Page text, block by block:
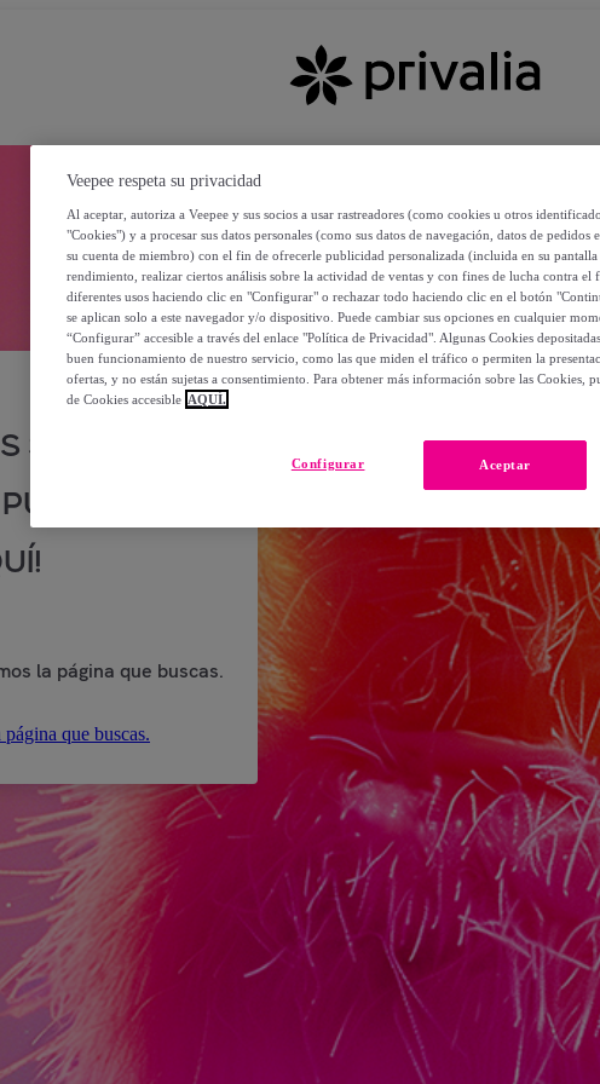
SEGUROS
POR
la página que buscas.
que buscas.
Veepee respeta su privacidad
Al aceptar, autoriza a Veepee y sus socios a usar rastreadores (como cookies u otros
"Cookies") y a procesar sus datos personales (como sus datos de navegación, datos de
su cuenta de miembro) con el fin de ofrecerle publicidad personalizada (incluida en su
rendimiento, realizar ciertos análisis sobre la actividad de ventas y con fines de lucha contra el
diferentes usos haciendo clic en "Configurar" o rechazar todo haciendo clic en el botón
se aplican solo a este navegador y/o dispositivo. Puede cambiar sus opciones en cualquier
“Configurar” accesible a través del enlace "Política de Privacidad". Algunas Cookies
buen funcionamiento de nuestro servicio, como las que miden el tráfico o permiten la
ofertas, y no están sujetas a consentimiento. Para obtener más información sobre las Cookies,
de Cookies accesible AQUÍ.
Aceptar
Configurar